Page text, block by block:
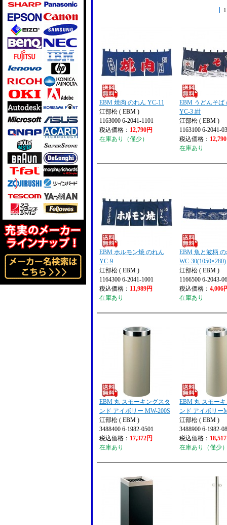
1
EBM 焼肉 のれん YC-11
江部松 ( EBM )
1163000 6-2041-1101
税込価格： 12,790円
在庫あり（僅少）
EBM うどんそば
YC-3 紺
江部松 ( EBM )
1163100 6-2041-
税込価格：
在庫あり
EBM ホルモン焼 のれん
YC-9
江部松 ( EBM )
1164300 6-2041-1001
税込価格： 11,989円
在庫あり
EBM 魚と波柄
WC-30(1050×280)
江部松 ( EBM )
1166500 6-2043-
税込価格：4,006
在庫あり
EBM 丸 スモーキングスタ
ンド アイボリー MW-200S
江部松 ( EBM )
3488400 6-1982-0501
税込価格： 17,372円
在庫あり
EBM 丸 スモー
ンド アイボリー
江部松 ( EBM )
3488900 6-1982-
税込価格：
在庫あり（僅少